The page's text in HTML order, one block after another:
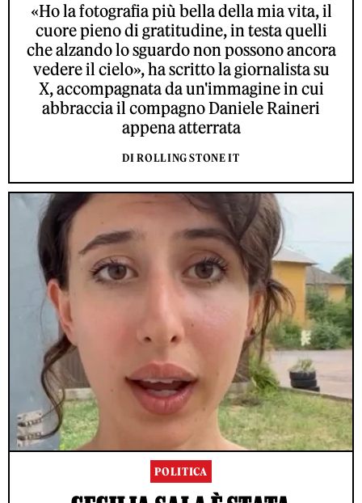
«Ho la fotografia più bella della mia vita, il
cuore pieno di gratitudine, in testa quelli
che alzando lo sguardo non possono ancora
vedere il cielo», ha scritto la giornalista su
X, accompagnata da un'immagine in cui
abbraccia il compagno Daniele Raineri
appena atterrata
DI ROLLING STONE IT
POLITICA